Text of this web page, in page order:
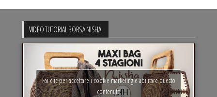
VIDEO TUTORIAL BORSA NISHA
Fai clic per accettare i cookie marketing e abilitare questo
contenuto